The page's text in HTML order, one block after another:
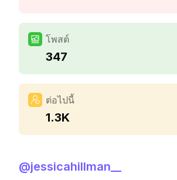
โพสต์
347
ต่อไปนี้
1.3K
@jessicahillman__